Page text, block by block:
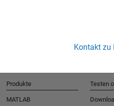
Kontakt zu
Produkte
MATLAB
Testen